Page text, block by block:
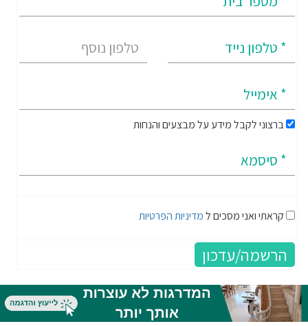
ברצוני לקבל מידע על מבצעים והנחות
קראתי ואני מסכים למדיניות הפרטיות